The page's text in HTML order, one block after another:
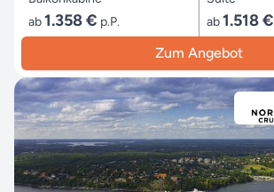
ab1.358 € p.P.
ab1.518 €
Zum Angebot